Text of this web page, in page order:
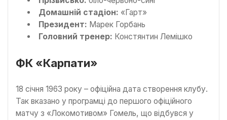
Домашній стадіон: «Гарт»
Президент: Марек Горбань
Головний тренер: Констянтин Лемішко
ФК «Карпати»
18 січня 1963 року – офіційна дата створення клубу.
Так вказано у програмці до першого офіційного
матчу з «Локомотивом» Гомель, що відбувся у